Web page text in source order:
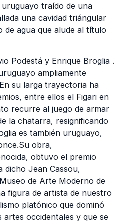
traído de una
una cavidad triángular
de agua que alude al título
Podestá y Enrique Broglia .
ampliamente
su larga trayectoria ha
entre ellos el Figari en
recurre al juego de armar
la chatarra, resignificando
es también uruguayo,
obra,
obtuvo el premio
dicho Jean Cassou,
de Arte Moderno de
figura de artista de nuestro
platónico que dominó
occidentales y que se